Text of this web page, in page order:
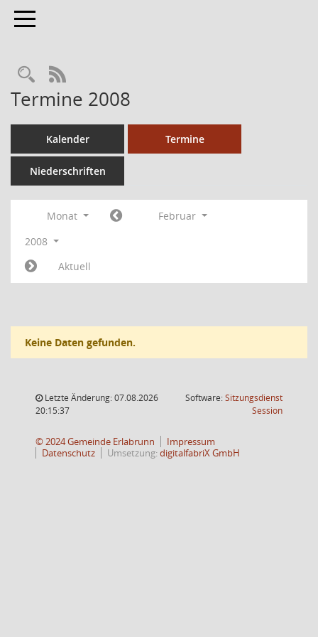
Toggle navigation
RSS-Feed
Termine 2008
Kalender Termine
Niederschriften
Monat
Februar
2008
Aktuell
Keine Daten gefunden.
Letzte Änderung: 07.08.2026
20:15:37
Software:Sitzungsdienst
Session(Wird in
© 2024 Gemeinde Erlabrunn
Impressum
Datenschutz
Umsetzung:digitalfabriX GmbH